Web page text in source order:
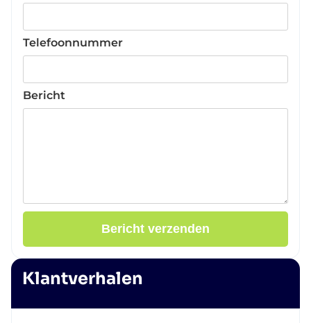
Telefoonnummer
Bericht
Bericht verzenden
Klantverhalen